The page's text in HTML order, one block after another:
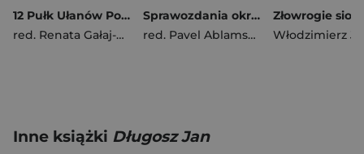
12 Pułk Ułanów Podolskich. Rozkazy Dzienne...
red. Renata Gałaj-Dempniak
Sprawozdania okresowe wojewody białostockiego za..
red. Pavel Ablamski
Remigiusz
Inne książki Długosz Jan